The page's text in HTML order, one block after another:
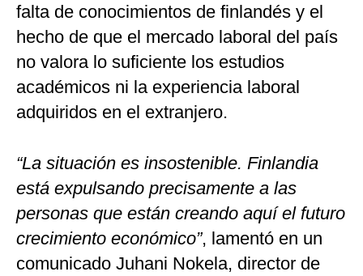
falta de conocimientos de finlandés y el
hecho de que el mercado laboral del país
no valora lo suficiente los estudios
académicos ni la experiencia laboral
adquiridos en el extranjero.
“La situación es insostenible. Finlandia
está expulsando precisamente a las
personas que están creando aquí el futuro
crecimiento económico”, lamentó en un
comunicado Juhani Nokela, director de